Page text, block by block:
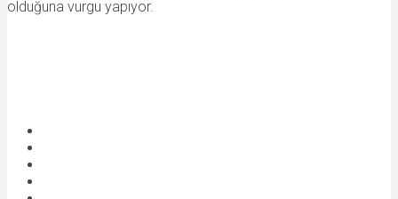
olduğuna vurgu yapıyor.